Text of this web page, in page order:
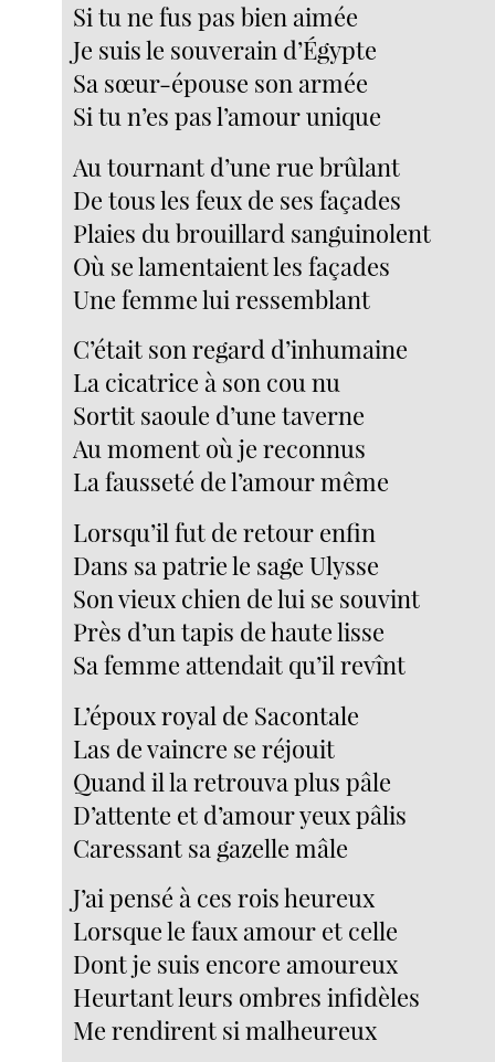
Si tu ne fus pas bien aimée
Je suis le souverain d’Égypte
Sa sœur-épouse son armée
Si tu n’es pas l’amour unique
Au tournant d’une rue brûlant
De tous les feux de ses façades
Plaies du brouillard sanguinolent
Où se lamentaient les façades
Une femme lui ressemblant
C’était son regard d’inhumaine
La cicatrice à son cou nu
Sortit saoule d’une taverne
Au moment où je reconnus
La fausseté de l’amour même
Lorsqu’il fut de retour enfin
Dans sa patrie le sage Ulysse
Son vieux chien de lui se souvint
Près d’un tapis de haute lisse
Sa femme attendait qu’il revînt
L’époux royal de Sacontale
Las de vaincre se réjouit
Quand il la retrouva plus pâle
D’attente et d’amour yeux pâlis
Caressant sa gazelle mâle
J’ai pensé à ces rois heureux
Lorsque le faux amour et celle
Dont je suis encore amoureux
Heurtant leurs ombres infidèles
Me rendirent si malheureux